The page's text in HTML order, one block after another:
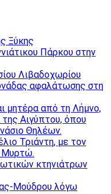
Ξύκης
Πάρκου στην
Λιβαδοχωρίου
αφαλάτωσης στη
μητέρα από τη Λήμνο,
Αιγύπτου, όπου
Θηλέων.
Τριάντη, με τον
Μυρτώ.
κτηνιάτρων
Μούδρου λόγω